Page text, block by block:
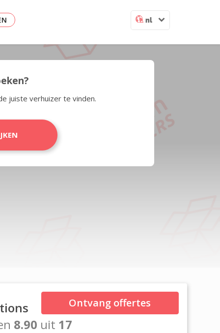
nl
juiste verhuizer te vinden.
8.90 uit 17
Ontvang offertes